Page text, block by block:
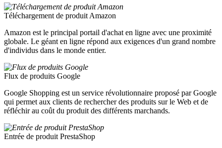
Téléchargement de produit Amazon
Amazon est le principal portail d'achat en ligne avec une proximité
globale. Le géant en ligne répond aux exigences d'un grand nombre
d'individus dans le monde entier.
Flux de produits Google
Google Shopping est un service révolutionnaire proposé par Google
qui permet aux clients de rechercher des produits sur le Web et de
réfléchir au coût du produit des différents marchands.
Entrée de produit PrestaShop